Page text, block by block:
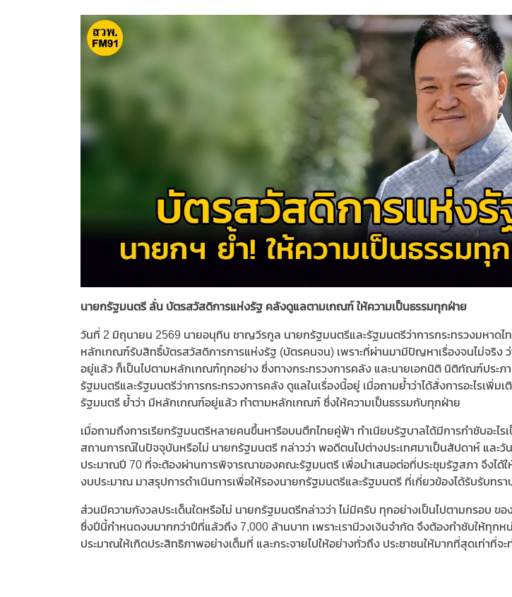
นายกรัฐมนตรี ลั่น บัตรสวัสดิการแห่งรัฐ คลังดูแลตามเกณฑ์ ให้ความเป็นธรรมทุกฝ่าย
วันที่ 2 มิถุนายน 2569 นายอนุทิน ชาญวีรกูล นายกรัฐมนตรีและรัฐมนตรีว่าการกระทรวงมหาดไ
หลักเกณฑ์รับสิทธิ์บัตรสวัสดิการการแห่งรัฐ (บัตรคนจน) เพราะที่ผ่านมามีปัญหาเรื่องจนไม่จริง
อยู่แล้ว ก็เป็นไปตามหลักเกณฑ์ทุกอย่าง ซึ่งทางกระทรวงการคลัง และนายเอกนิติ นิติทัณฑ์ประภ
รัฐมนตรีและรัฐมนตรีว่าการกระทรวงการคลัง ดูแลในเรื่องนี้อยู่ เมื่อถามย้ำว่าได้สั่งการอะไรเพิ่มเ
รัฐมนตรี ย้ำว่า มีหลักเกณฑ์อยู่แล้ว ทำตามหลักเกณฑ์ ซึ่งให้ความเป็นธรรมกับทุกฝ่าย
เมื่อถามถึงการเรียกรัฐมนตรีหลายคนขึ้นหารือบนตึกไทยคู่ฟ้า ทำเนียบรัฐบาลได้มีการกำชับอะไร
สถานการณ์ในปัจจุบันหรือไม่ นายกรัฐมนตรี กล่าวว่า พอดีตนไปต่างประเทศมาเป็นสัปดาห์ และวั
ประมาณปี 70 ที่จะต้องผ่านการพิจารณาของคณะรัฐมนตรี เพื่อนำเสนอต่อที่ประชุมรัฐสภา จึงได้
งบประมาณ มาสรุปการดำเนินการเพื่อให้รองนายกรัฐมนตรีและรัฐมนตรี ที่เกี่ยวข้องได้รับรับทรา
ส่วนมีความกังวลประเด็นใดหรือไม่ นายกรัฐมนตรีกล่าวว่า ไม่มีครับ ทุกอย่างเป็นไปตามกรอบ ขอ
ซึ่งปีนี้กำหนดงบมากกว่าปีที่แล้วถึง 7,000 ล้านบาท เพราะเรามีวงเงินจำกัด จึงต้องกำชับให้ทุกห
ประมาณให้เกิดประสิทธิภาพอย่างเต็มที่ และกระจายไปให้อย่างทั่วถึง ประชาชนให้มากที่สุดเท่าที่จะ